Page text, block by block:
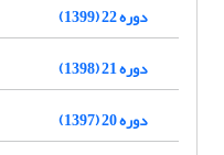
دوره 22 (1399)
دوره 21 (1398)
دوره 20 (1397)